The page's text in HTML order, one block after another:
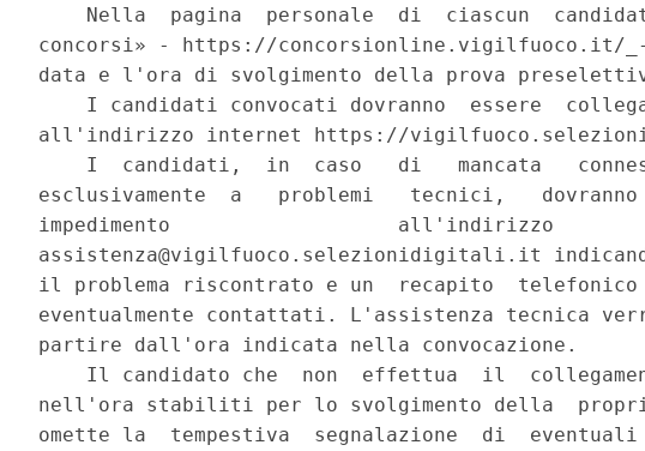
Nella  pagina  personale  di  ciascun
concorsi» - https://concorsionline.vigilfuoco.it/
data e l'ora di svolgimento della prova
I candidati convocati dovranno  essere
all'indirizzo internet https://
I  candidati,  in  caso   di   mancata
esclusivamente  a   problemi   tecnici,
impedimento                   all'indirizzo
assistenza@vigilfuoco.selezionidigitali.it
il problema riscontrato e un  recapito
eventualmente contattati. L'assistenza tecnica
partire dall'ora indicata nella convocazione.
Il candidato che  non  effettua  il
nell'ora stabiliti per lo svolgimento della
omette la  tempestiva  segnalazione  di